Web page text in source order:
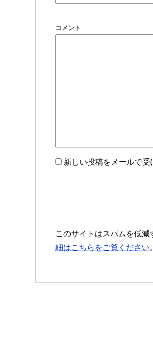
コメント
新しい投稿をメールで受
このサイトはスパムを低減
細はこちらをご覧ください。